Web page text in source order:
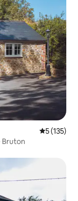
5 de uma
5 (135)
Bruton